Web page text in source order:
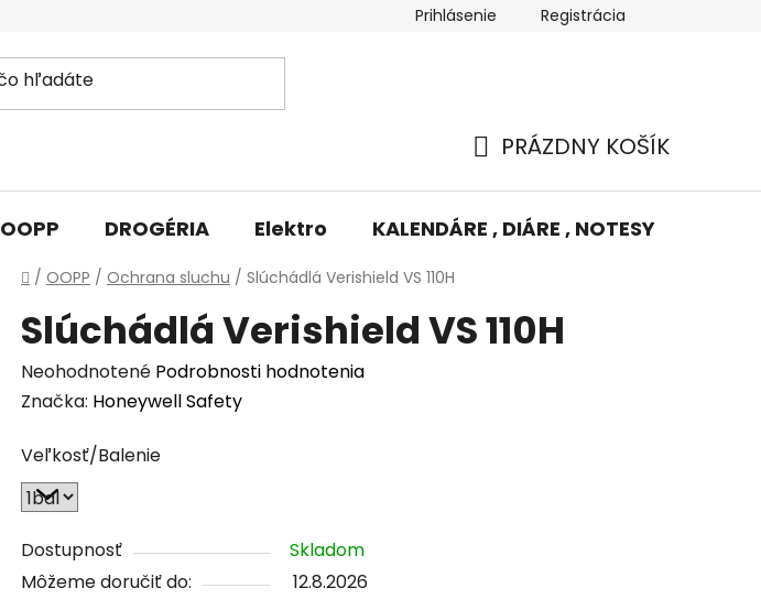
Výmena tovaru Odstúpenie od
Prihlásenie Registrácia
KOŠÍK
PRÁZDNY KOŠÍK
OOPP DROGÉRIA Elektro KALENDÁRE , DIÁRE , NOTESY
Domov
/ OOPP / Ochrana sluchu / Slúchádlá Verishield VS 110H
Slúchádlá Verishield VS 110H
Priemerné
hodnotenie
je
0,0
z
5
hviezdičiek.
Neohodnotené Podrobnosti hodnotenia
Značka: Honeywell Safety
Veľkosť/Balenie
Dostupnosť
Skladom
Môžeme doručiť do:
12.8.2026